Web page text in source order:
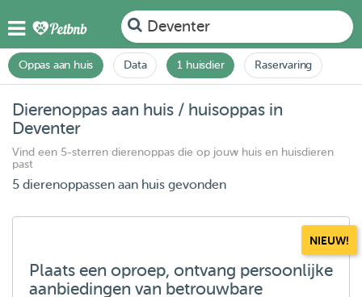
Deventer
Oppas aan huis Data 1 huisdier Raservaring
Dierenoppas aan huis / huisoppas in
Deventer
Vind een 5-sterren dierenoppas die op jouw huis en huisdieren
past
5 dierenoppassen aan huis gevonden
NIEUW!
Plaats een oproep, ontvang persoonlijke
aanbiedingen van betrouwbare